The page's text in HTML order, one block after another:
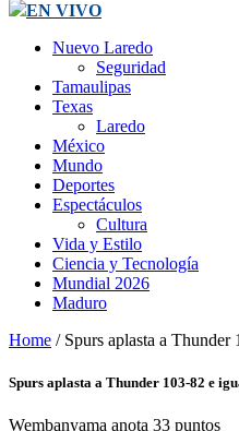
EN VIVO
Nuevo Laredo
Seguridad
Tamaulipas
Texas
Laredo
México
Mundo
Deportes
Espectáculos
Cultura
Vida y Estilo
Ciencia y Tecnología
Mundial 2026
Maduro
Home / Spurs aplasta a
Spurs aplasta a Thunder 103-82 e
Wembanyama anota 33 puntos